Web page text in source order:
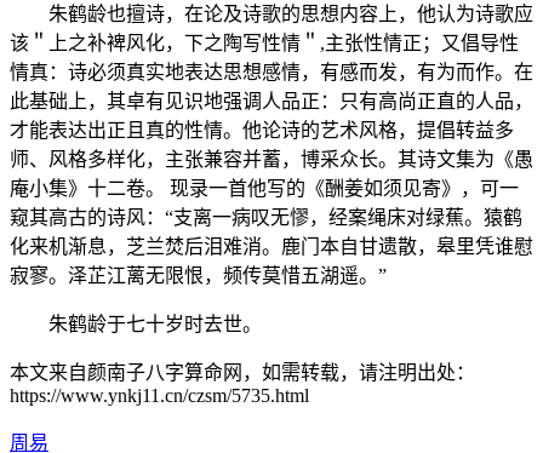
朱鹤龄也擅诗，在论及诗歌的思想内容上，他认为诗歌应
该＂上之补裨风化，下之陶写性情＂,主张性情正；又倡导性
情真：诗必须真实地表达思想感情，有感而发，有为而作。在
此基础上，其卓有见识地强调人品正：只有高尚正直的人品，
才能表达出正且真的性情。他论诗的艺术风格，提倡转益多
师、风格多样化，主张兼容并蓄，博采众长。其诗文集为《愚
庵小集》十二卷。 现录一首他写的《酬姜如须见寄》，可一
窥其高古的诗风：“支离一病叹无憀，经案绳床对绿蕉。猿鹤
化来机渐息，芝兰焚后泪难消。鹿门本自甘遗散，皋里凭谁慰
寂寥。泽芷江蓠无限恨，频传莫惜五湖遥。”
朱鹤龄于七十岁时去世。
本文来自颜南子八字算命网，如需转载，请注明出处：
https://www.ynkj11.cn/czsm/5735.html
周易